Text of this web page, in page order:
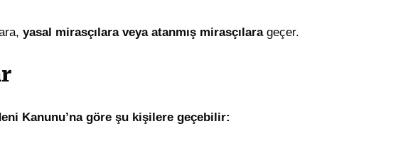
yasal mirasçılara veya atanmış mirasçılarageçer.
Kanunu’na göre şu kişilere geçebilir: